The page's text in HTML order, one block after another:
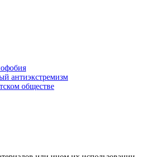
антиэкстремизм
обществе